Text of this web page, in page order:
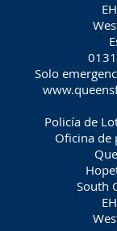
Solo
Policía de
Oficina de
South